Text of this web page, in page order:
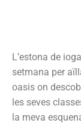
L’estona de
setmana per
oasis on
les seves
la meva